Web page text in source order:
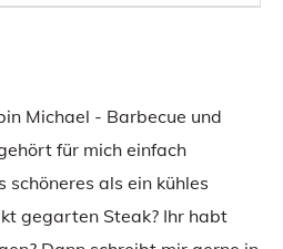
Michael - Barbecue und
für mich einfach
als ein kühles
gegarten Steak? Ihr habt